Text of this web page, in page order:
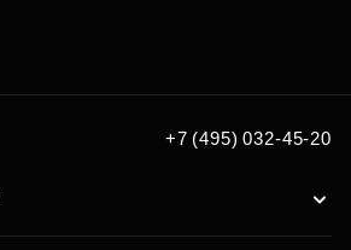
+7 (495) 032-45-20